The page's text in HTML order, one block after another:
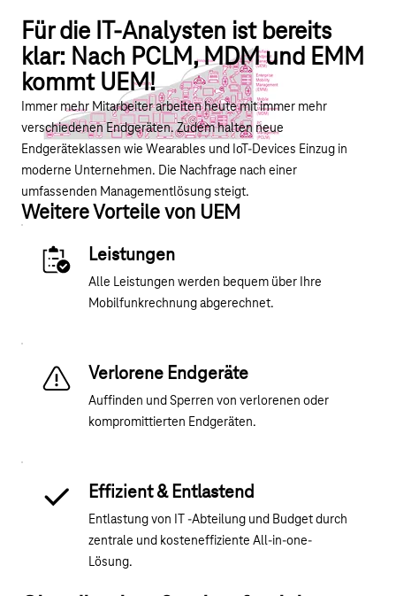
Für die IT-Analysten ist bereits
klar: Nach PCLM, MDM und EMM
kommt UEM!
Immer mehr Mitarbeiter arbeiten heute mit immer mehr
verschiedenen Endgeräten. Zudem halten neue
Endgeräteklassen wie Wearables und IoT-Devices Einzug in
moderne Unternehmen. Die Nachfrage nach einer
umfassenden Managementlösung steigt.
Weitere Vorteile von UEM
Leistungen
Alle Leistungen werden bequem über Ihre
Mobilfunkrechnung abgerechnet.
Verlorene Endgeräte
Auffinden und Sperren von verlorenen oder
kompromittierten Endgeräten.
Effizient & Entlastend
Entlastung von IT -Abteilung und Budget durch
zentrale und kosteneffiziente All-in-one-
Lösung.